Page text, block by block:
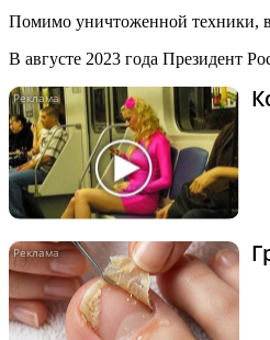
Помимо уничтоженной техники,
В августе 2023 года Президент